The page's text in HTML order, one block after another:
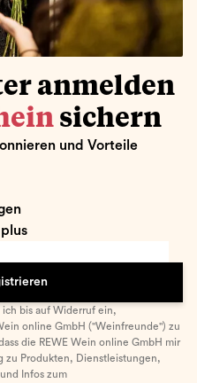
anmelden
sichern
und Vorteile
bis auf Widerruf ein,
online GmbH ("Weinfreunde") zu
die REWE Wein online GmbH mir
zu Produkten, Dienstleistungen,
Infos zum